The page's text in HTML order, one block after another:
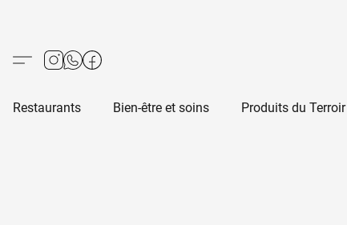
Restaurants Bien-être et soins Produits du Terroir